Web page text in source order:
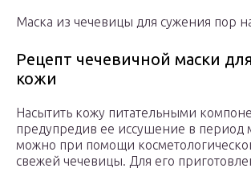
Маска из чечевицы для сужения пор
Рецепт чечевичной маски
кожи
Насытить кожу питательными
предупредив ее иссушение в период
можно при помощи
свежей чечевицы. Для его